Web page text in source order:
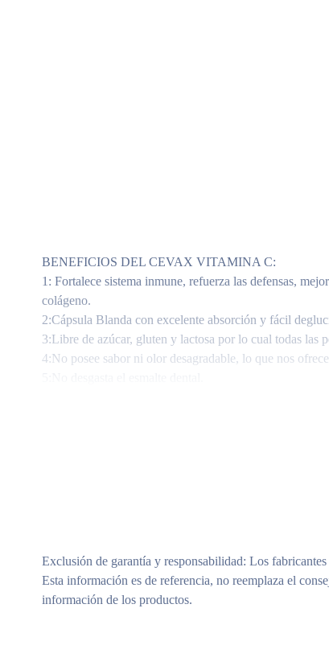
BENEFICIOS DEL CEVAX VITAMINA C:
1: Fortalece sistema inmune, refuerza las defensas,
colágeno.
2:Cápsula Blanda con excelente absorción y fácil
3:Libre de azúcar, gluten y lactosa por lo cual todas las
4:No posee sabor ni olor desagradable, lo que nos
Exclusión de garantía y responsabilidad: Los
Esta información es de referencia, no reemplaza el
información de los productos.